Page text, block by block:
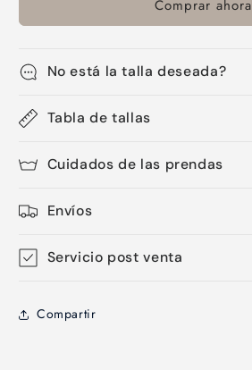
Comprar ahora
No está la talla deseada?
Tabla de tallas
Cuidados de las prendas
Envíos
Servicio post venta
Compartir